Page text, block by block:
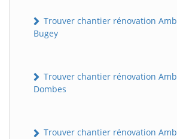
Trouver chantier rénovation
Bugey
Trouver chantier rénovation
Dombes
Trouver chantier rénovation